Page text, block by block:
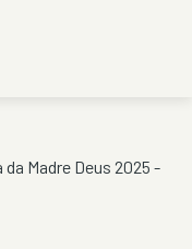
Madre Deus 2025 -